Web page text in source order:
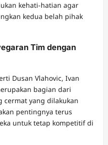
kehati-hatian agar
kedua belah pihak
Tim dengan
Dusan Vlahovic, Ivan
bagian dari
cermat yang dilakukan
pentingnya terus
untuk tetap kompetitif di